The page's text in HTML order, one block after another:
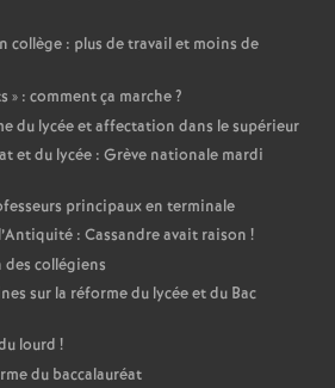
collège : plus de travail et moins de
» : comment ça marche?
du lycée et affectation dans le supérieur
et du lycée : Grève nationale mardi
principaux en terminale
: Cassandre avait raison !
des collégiens
sur la réforme du lycée et du Bac
lourd !
du baccalauréat